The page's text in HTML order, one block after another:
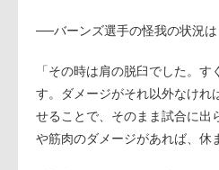
──バーンズ選手の怪我の状況は
「その時は肩の脱臼でした。
す。ダメージがそれ以外なけれ
せることで、そのまま試合に出
や筋肉のダメージがあれば、休